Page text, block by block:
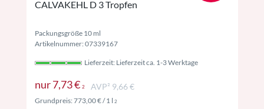
CALVAKEHL D 3 Tropfen
Packungsgröße 10 ml
Artikelnummer: 07339167
Lieferzeit: Lieferzeit ca. 1-3 Werktage
nur7,73 € 2Preise inkl. MwSt. ggf. zzgl. Versand
AVP² 9,66 €
Grundpreis:773,00 €/ 1 l 2Preise inkl. MwSt. ggf. zzgl. Versand